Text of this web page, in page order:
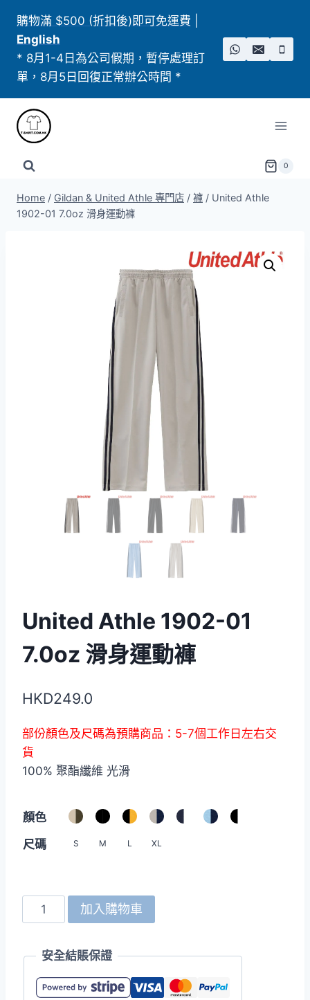
content
購物滿 $500 (折扣後)即可免運費
English
* 8月1-4日為公司假期，暫停處理訂
單，8月5日回復正常辦公時間 *
0
Home / Gildan & United Athle 專門店 / 褲 / United Athle
1902-01 7.0oz 滑身運動褲
United Athle 1902-01
7.0oz 滑身運動褲
HKD249.0
部份顏色及尺碼為預購商品：5-7個工作日左右交
貨
100% 聚酯纖維 光滑
顏色
尺碼
S M L XL
United
Athle
01
7.0oz
加入購物車
安全結賬保證